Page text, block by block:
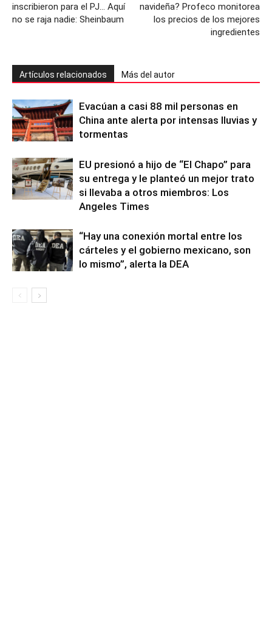
inscribieron para el PJ… Aquí
no se raja nadie: Sheinbaum
navideña? Profeco monitorea
los precios de los mejores
ingredientes
Artículos relacionados Más del autor
Evacúan a casi 88 mil personas en
China ante alerta por intensas lluvias y
tormentas
EU presionó a hijo de “El Chapo” para
su entrega y le planteó un mejor trato
si llevaba a otros miembros: Los
Angeles Times
“Hay una conexión mortal entre los
cárteles y el gobierno mexicano, son
lo mismo”, alerta la DEA